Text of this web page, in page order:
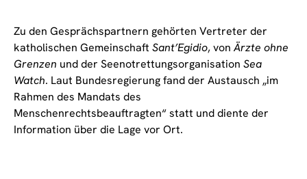
Zu den Gesprächspartnern gehörten Vertreter der
katholischen Gemeinschaft Sant’Egidio, von Ärzte ohne
Grenzen und der Seenotrettungsorganisation Sea
Watch. Laut Bundesregierung fand der Austausch „im
Rahmen des Mandats des
Menschenrechtsbeauftragten“ statt und diente der
Information über die Lage vor Ort.